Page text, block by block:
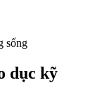
sống
dục kỹ